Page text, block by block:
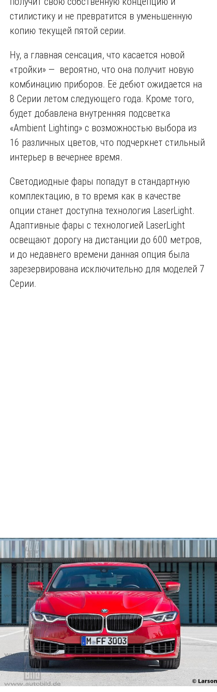
стилистику и не превратится в уменьшенную
копию текущей пятой серии.
Ну, а главная сенсация, что касается новой
«тройки» — вероятно, что она получит новую
комбинацию приборов. Её дебют ожидается на
8 Серии летом следующего года. Кроме того,
будет добавлена внутренняя подсветка
«Ambient Lighting» с возможностью выбора из
16 различных цветов, что подчеркнет стильный
интерьер в вечернее время.
Светодиодные фары попадут в стандартную
комплектацию, в то время как в качестве
опции станет доступна технология LaserLight.
Адаптивные фары с технологией LaserLight
освещают дорогу на дистанции до 600 метров,
и до недавнего времени данная опция была
зарезервирована исключительно для моделей 7
Серии.